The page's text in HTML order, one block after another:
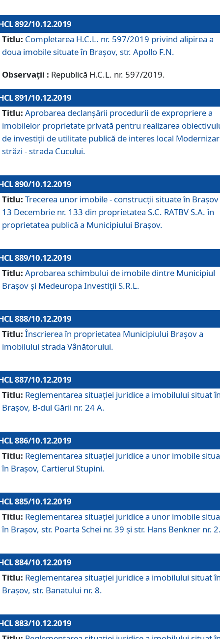
892/10.12.2019
Titlu: Completarea H.C.L. nr. 597/2019 privind alipirea a
doua imobile situate în Brașov, str. Apollo F.N.
Observații : Republică H.C.L. nr. 597/2019.
891/10.12.2019
Titlu: Aprobarea declanșării procedurii de expropriere a
imobilelor proprietate privată pentru realizarea
de investiții de utilitate publică de interes local
străzi - strada Cucului.
890/10.12.2019
Titlu: Trecerea unor imobile - construcții situate în Brașov
13 Decembrie nr. 133 din proprietatea S.C. RATBV S.A. în
proprietatea publică a Municipiului Brașov.
889/10.12.2019
Titlu: Aprobarea schimbului de imobile dintre Municipiul
Brașov și Medeuropa Investiții S.R.L.
888/10.12.2019
Titlu: Înscrierea în proprietatea Municipiului Braşov a
imobilului strada Vânătorului.
887/10.12.2019
Titlu: Reglementarea situației juridice a imobilului situat
Brașov, B-dul Gării nr. 24 A.
886/10.12.2019
Titlu: Reglementarea situaţiei juridice a unor imobile
în Braşov, Cartierul Stupini.
885/10.12.2019
Titlu: Reglementarea situației juridice a unor imobile
în Brașov, str. Poarta Schei nr. 39 și str. Hans Benkner nr.
884/10.12.2019
Titlu: Reglementarea situației juridice a imobilului situat
Brașov, str. Banatului nr. 8.
883/10.12.2019